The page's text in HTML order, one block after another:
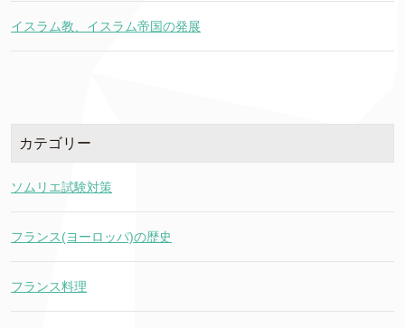
イスラム教、イスラム帝国の発展
カテゴリー
ソムリエ試験対策
フランス(ヨーロッパ)の歴史
フランス料理